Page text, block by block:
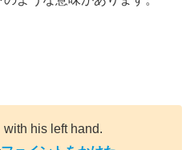
with his left hand.